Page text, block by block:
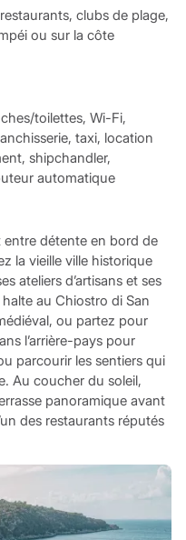
clubs de plage,
ou sur la côte
toilettes, Wi-Fi,
taxi, location
shipchandler,
automatique
entre détente en bord de
la vieille ville historique
ateliers d’artisans et ses
au Chiostro di San
ou partez pour
l’arrière-pays pour
parcourir les sentiers qui
Au coucher du soleil,
panoramique avant
des restaurants réputés